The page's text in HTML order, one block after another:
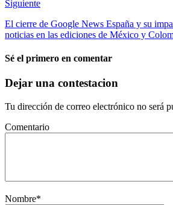
Siguiente
El cierre de Google News España y su
noticias en las ediciones de México y
Sé el primero en comentar
Dejar una contestacion
Tu dirección de correo electrónico no será
Comentario
Nombre*